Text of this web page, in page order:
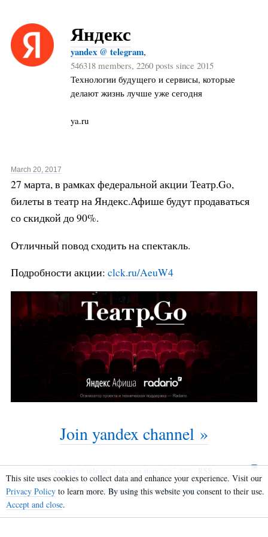
Яндекс
yandex @ telegram,
546318 members, 2260 posts since 2015
Технологии будущего и сервисы, которые
делают жизнь лучше уже сегодня
ya.ru
March 20, 2017
27 марта, в рамках федеральной акции Театр.Go,
билеты в театр на Яндекс.Афише будут продаваться
со скидкой до 90%.
Отличный повод сходить на спектакль.
Подробности акции: clck.ru/AeuW4
Join yandex channel »
yandex tele.ga success story
RSS
Веб-трансляция твоего телеграм канала!
This site uses cookies to collect data and enhance your experience. Visit our
Privacy Policy to learn more. By using this website you consent to their use.
Accept and close.